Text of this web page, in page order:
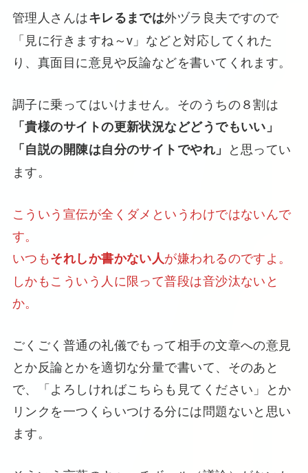
管理人さんはキレるまでは外ヅラ良夫ですので
「見に行きますね～v」などと対応してくれた
り、真面目に意見や反論などを書いてくれます。
調子に乗ってはいけません。そのうちの８割は
「貴様のサイトの更新状況などどうでもいい」
「自説の開陳は自分のサイトでやれ」 と思ってい
ます。
こういう宣伝が全くダメというわけではないんで
す。
いつもそれしか書かない人が嫌われるのですよ。
しかもこういう人に限って普段は音沙汰ないと
か。
ごくごく普通の礼儀でもって相手の文章への意見
とか反論とかを適切な分量で書いて、そのあと
で、「よろしければこちらも見てください」とか
リンクを一つくらいつける分には問題ないと思い
ます。